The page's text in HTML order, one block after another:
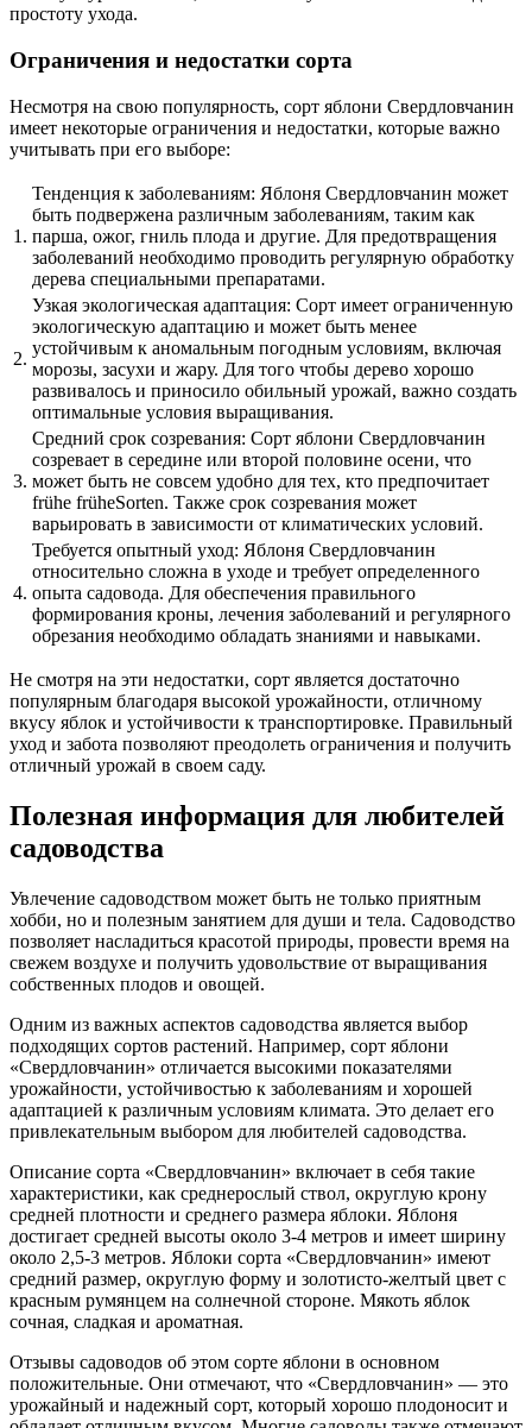
простоту ухода.
Ограничения и недостатки сорта
Несмотря на свою популярность, сорт яблони Свердловчанин
имеет некоторые ограничения и недостатки, которые важно
учитывать при его выборе:
1.
Тенденция к заболеваниям: Яблоня Свердловчанин может
быть подвержена различным заболеваниям, таким как
парша, ожог, гниль плода и другие. Для предотвращения
заболеваний необходимо проводить регулярную обработку
дерева специальными препаратами.
2.
Узкая экологическая адаптация: Сорт имеет ограниченную
экологическую адаптацию и может быть менее
устойчивым к аномальным погодным условиям, включая
морозы, засухи и жару. Для того чтобы дерево хорошо
развивалось и приносило обильный урожай, важно создать
оптимальные условия выращивания.
3.
Средний срок созревания: Сорт яблони Свердловчанин
созревает в середине или второй половине осени, что
может быть не совсем удобно для тех, кто предпочитает
frühe früheSorten. Также срок созревания может
варьировать в зависимости от климатических условий.
4.
Требуется опытный уход: Яблоня Свердловчанин
относительно сложна в уходе и требует определенного
опыта садовода. Для обеспечения правильного
формирования кроны, лечения заболеваний и регулярного
обрезания необходимо обладать знаниями и навыками.
Не смотря на эти недостатки, сорт является достаточно
популярным благодаря высокой урожайности, отличному
вкусу яблок и устойчивости к транспортировке. Правильный
уход и забота позволяют преодолеть ограничения и получить
отличный урожай в своем саду.
Полезная информация для любителей
садоводства
Увлечение садоводством может быть не только приятным
хобби, но и полезным занятием для души и тела. Садоводство
позволяет насладиться красотой природы, провести время на
свежем воздухе и получить удовольствие от выращивания
собственных плодов и овощей.
Одним из важных аспектов садоводства является выбор
подходящих сортов растений. Например, сорт яблони
«Свердловчанин» отличается высокими показателями
урожайности, устойчивостью к заболеваниям и хорошей
адаптацией к различным условиям климата. Это делает его
привлекательным выбором для любителей садоводства.
Описание сорта «Свердловчанин» включает в себя такие
характеристики, как среднерослый ствол, округлую крону
средней плотности и среднего размера яблоки. Яблоня
достигает средней высоты около 3-4 метров и имеет ширину
около 2,5-3 метров. Яблоки сорта «Свердловчанин» имеют
средний размер, округлую форму и золотисто-желтый цвет с
красным румянцем на солнечной стороне. Мякоть яблок
сочная, сладкая и ароматная.
Отзывы садоводов об этом сорте яблони в основном
положительные. Они отмечают, что «Свердловчанин» — это
урожайный и надежный сорт, который хорошо плодоносит и